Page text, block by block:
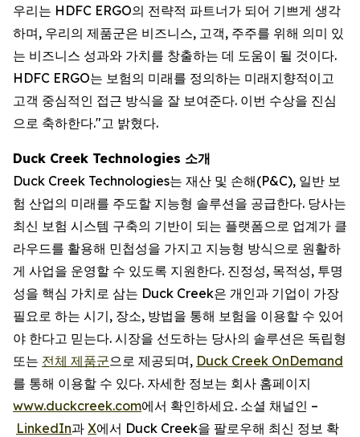
우리는 HDFC ERGO의 전략적 파트너가 되어 기쁘게 생각
하며, 우리의 제품군은 비즈니스, 고객, 주주를 위해 의미 있
는 비즈니스 성과와 가치를 창출하는 데 도움이 될 것이다.
HDFC ERGO는 보험의 미래를 정의하는 미래지향적이고
고객 중심적인 접근 방식을 잘 보여준다. 이번 수상을 진심
으로 축하한다."고 밝혔다.
Duck Creek Technologies 소개
Duck Creek Technologies는 재산 및 손해(P&C), 일반 보
험 산업의 미래를 주도할 지능형 솔루션을 공급한다. 당사는
최신 보험 시스템 구축의 기반이 되는 플랫폼으로 업계가 클
라우드를 활용해 민첩성을 가지고 지능형 방식으로 원활하
게 사업을 운영할 수 있도록 지원한다. 진정성, 목적성, 투명
성을 핵심 가치로 삼는 Duck Creek은 개인과 기업이 가장
필요로 하는 시기, 장소, 방법을 통해 보험을 이용할 수 있어
야 한다고 믿는다. 시장을 선도하는 당사의 솔루션은 독립형
또는 전체 제품군으로 제공되며, Duck Creek OnDemand
를 통해 이용할 수 있다. 자세한 정보는 회사 홈페이지
www.duckcreek.com에서 확인하세요. 소셜 채널인 –
LinkedIn과 X에서 Duck Creek을 팔로우해 최신 정보 확